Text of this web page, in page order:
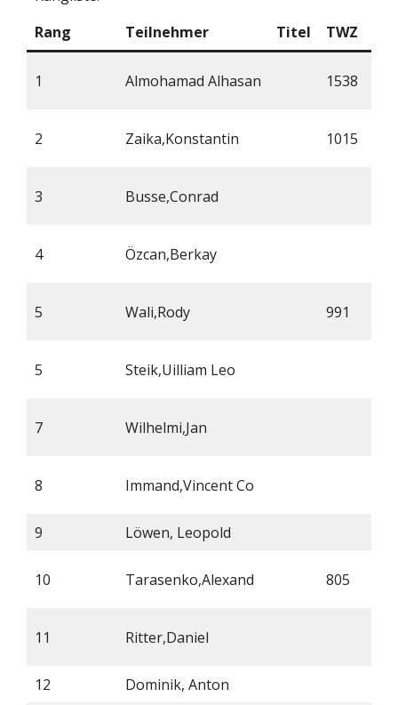
Rang
Teilnehmer Titel TWZ
1 Almohamad Alhasan 1538
2 Zaika,Konstantin 1015
3 Busse,Conrad
4 Özcan,Berkay
5 Wali,Rody 991
5 Steik,Uilliam Leo
7 Wilhelmi,Jan
8 Immand,Vincent Co
9 Löwen, Leopold
10 Tarasenko,Alexand 805
11 Ritter,Daniel
12 Dominik, Anton